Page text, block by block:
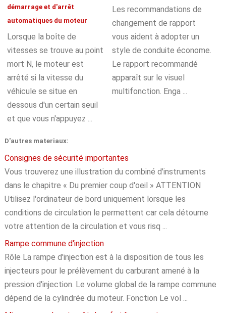
démarrage et d'arrêt
automatiques du moteur
Lorsque la boîte de
vitesses se trouve au point
mort N, le moteur est
arrêté si la vitesse du
véhicule se situe en
dessous d'un certain seuil
et que vous n'appuyez ...
Les recommandations de
changement de rapport
vous aident à adopter un
style de conduite économe.
Le rapport recommandé
apparaît sur le visuel
multifonction. Enga ...
D'autres materiaux:
Consignes de sécurité importantes
Vous trouverez une illustration du combiné d'instruments
dans le chapitre « Du premier coup d'oeil » ATTENTION
Utilisez l'ordinateur de bord uniquement lorsque les
conditions de circulation le permettent car cela détourne
votre attention de la circulation et vous risq ...
Rampe commune d'injection
Rôle La rampe d'injection est à la disposition de tous les
injecteurs pour le prélèvement du carburant amené à la
pression d'injection. Le volume global de la rampe commune
dépend de la cylindrée du moteur. Fonction Le vol ...